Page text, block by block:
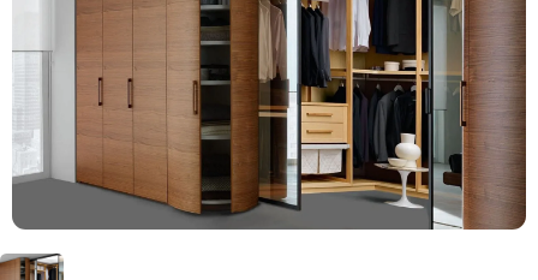
Каталог мебели на заказ
О компании
Оплата и доставка
Рассрочка и кредит